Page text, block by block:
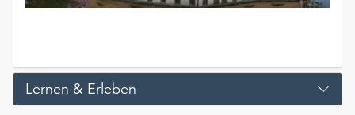
Lernen & Erleben